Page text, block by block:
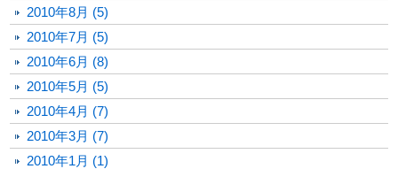
2010年8月 (5)
2010年7月 (5)
2010年6月 (8)
2010年5月 (5)
2010年4月 (7)
2010年3月 (7)
2010年1月 (1)